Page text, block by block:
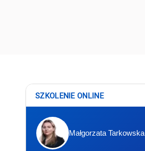
SZKOLENIE ONLINE
Małgorzata Tarkowska